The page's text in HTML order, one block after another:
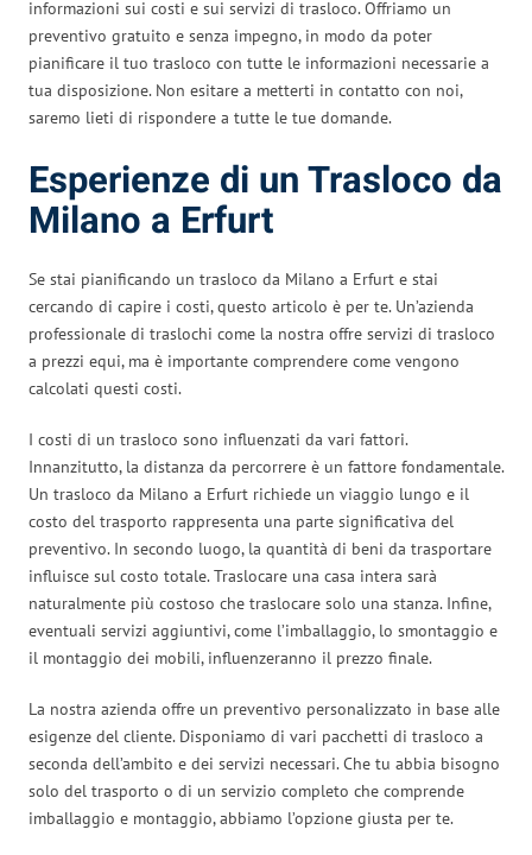
informazioni sui costi e sui servizi di trasloco. Offriamo un
preventivo gratuito e senza impegno, in modo da poter
pianificare il tuo trasloco con tutte le informazioni necessarie a
tua disposizione. Non esitare a metterti in contatto con noi,
saremo lieti di rispondere a tutte le tue domande.
Esperienze di un Trasloco da
Milano a Erfurt
Se stai pianificando un trasloco da Milano a Erfurt e stai
cercando di capire i costi, questo articolo è per te. Un’azienda
professionale di traslochi come la nostra offre servizi di trasloco
a prezzi equi, ma è importante comprendere come vengono
calcolati questi costi.
I costi di un trasloco sono influenzati da vari fattori.
Innanzitutto, la distanza da percorrere è un fattore fondamentale.
Un trasloco da Milano a Erfurt richiede un viaggio lungo e il
costo del trasporto rappresenta una parte significativa del
preventivo. In secondo luogo, la quantità di beni da trasportare
influisce sul costo totale. Traslocare una casa intera sarà
naturalmente più costoso che traslocare solo una stanza. Infine,
eventuali servizi aggiuntivi, come l’imballaggio, lo smontaggio e
il montaggio dei mobili, influenzeranno il prezzo finale.
La nostra azienda offre un preventivo personalizzato in base alle
esigenze del cliente. Disponiamo di vari pacchetti di trasloco a
seconda dell’ambito e dei servizi necessari. Che tu abbia bisogno
solo del trasporto o di un servizio completo che comprende
imballaggio e montaggio, abbiamo l’opzione giusta per te.